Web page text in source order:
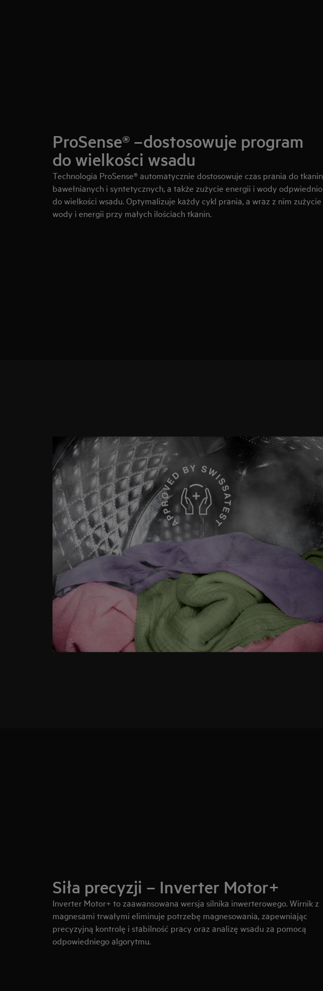
ProSense® –dostosowuje program
do wielkości wsadu
Technologia ProSense® automatycznie dostosowuje czas prania do tkanin
bawełnianych i syntetycznych, a także zużycie energii i wody odpwiednio
do wielkości wsadu. Optymalizuje każdy cykl prania, a wraz z nim zużycie
wody i energii przy małych ilościach tkanin.
Siła precyzji – Inverter Motor+
Inverter Motor+ to zaawansowana wersja silnika inwerterowego. Wirnik z
magnesami trwałymi eliminuje potrzebę magnesowania, zapewniając
precyzyjną kontrolę i stabilność pracy oraz analizę wsadu za pomocą
odpowiedniego algorytmu.